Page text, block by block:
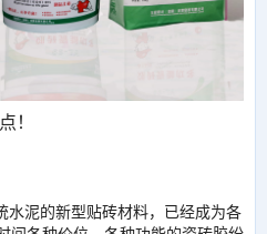
！
泥的新型贴砖材料，已经成为各